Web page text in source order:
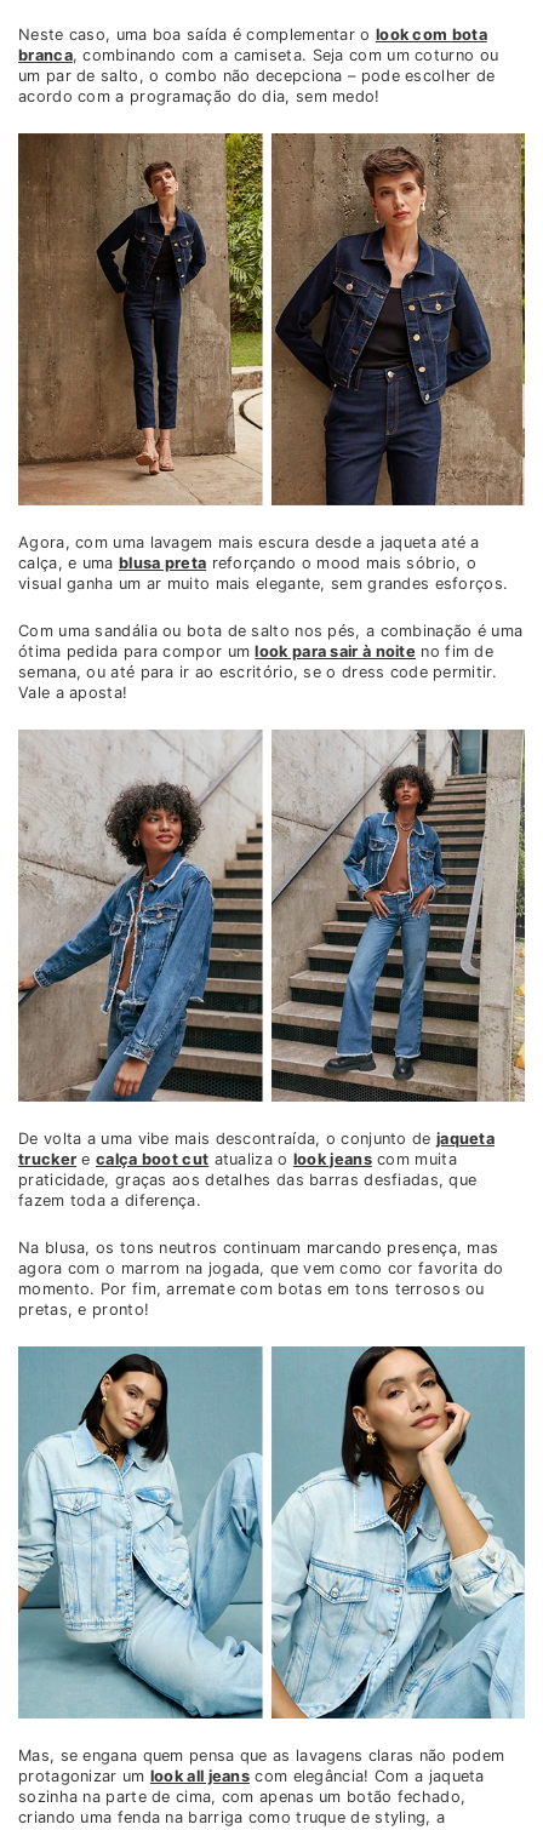
Neste caso, uma boa saída é complementar o look com bota
branca, combinando com a camiseta. Seja com um coturno ou
um par de salto, o combo não decepciona – pode escolher de
acordo com a programação do dia, sem medo!
Agora, com uma lavagem mais escura desde a jaqueta até a
calça, e uma blusa preta reforçando o mood mais sóbrio, o
visual ganha um ar muito mais elegante, sem grandes esforços.
Com uma sandália ou bota de salto nos pés, a combinação é uma
ótima pedida para compor umlook para sair à noite no fim de
semana, ou até para ir ao escritório, se o dress code permitir.
Vale a aposta!
De volta a uma vibe mais descontraída, o conjunto de jaqueta
trucker ecalça boot cut atualiza o look jeanscom muita
praticidade, graças aos detalhes das barras desfiadas, que
fazem toda a diferença.
Na blusa, os tons neutros continuam marcando presença, mas
agora com o marrom na jogada, que vem como cor favorita do
momento. Por fim, arremate com botas em tons terrosos ou
pretas, e pronto!
Mas, se engana quem pensa que as lavagens claras não podem
protagonizar um look all jeans com elegância! Com a jaqueta
sozinha na parte de cima, com apenas um botão fechado,
criando uma fenda na barriga como truque de styling, a